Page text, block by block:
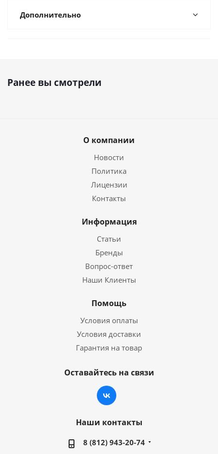
Дополнительно
Ранее вы смотрели
О компании
Новости
Политика
Лицензии
Контакты
Информация
Статьи
Бренды
Вопрос-ответ
Наши Клиенты
Помощь
Условия оплаты
Условия доставки
Гарантия на товар
Оставайтесь на связи
Наши контакты
8 (812) 943-20-74